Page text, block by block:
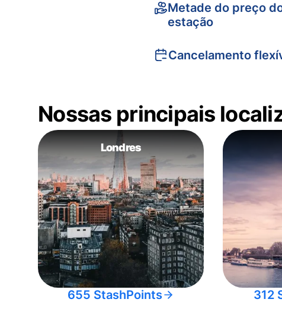
Metade do preço
estação
Cancelamento
Nossas principais
Londres
655 StashPoints 312